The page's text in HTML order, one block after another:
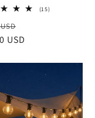
(15)15
인
USD